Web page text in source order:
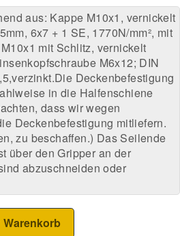
aus: Kappe M10x1, vernickelt
6x7 + 1 SE, 1770N/mm², mit
mit Schlitz, vernickelt
M6x12; DIN
Deckenbefestigung
in die Halfenschiene
dass wir wegen
Deckenbefestigung mitliefern.
zu beschaffen.) Das Seilende
über den Gripper an der
abzuschneiden oder
Warenkorb